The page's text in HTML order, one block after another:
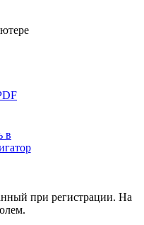
в
при регистрации. На